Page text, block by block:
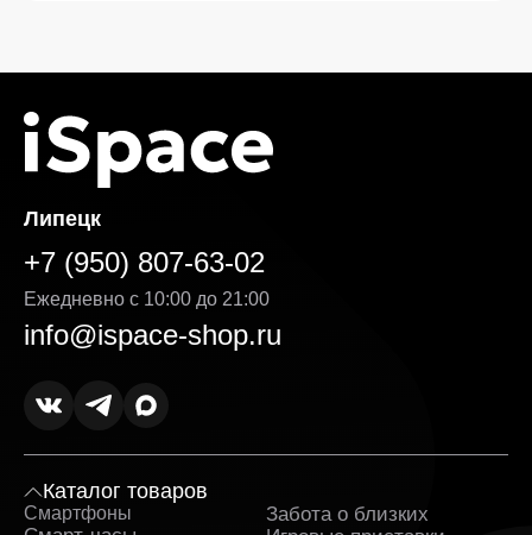
Липецк
+7 (950) 807-63-02
Ежедневно с 10:00 до 21:00
info@ispace-shop.ru
Каталог товаров
Смартфоны
Забота о близких